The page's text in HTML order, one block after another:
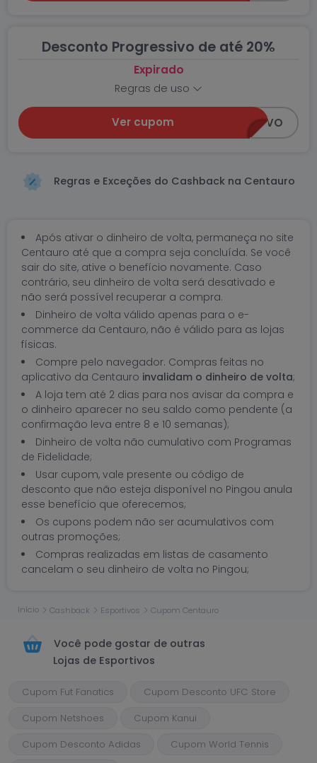
Início Cashback Esportivos Cupom Centauro
Desconto Progressivo de até 20%
Expirado
Regras de uso
Ver cupom PROGRESSIVO
Regras e Exceções do Cashback na Centauro
Após ativar o dinheiro de volta, permaneça no site
Centauro até que a compra seja concluída. Se você
sair do site, ative o benefício novamente. Caso
contrário, seu dinheiro de volta será desativado e
não será possível recuperar a compra.
Dinheiro de volta válido apenas para o e-
commerce da Centauro, não é válido para as lojas
físicas.
Compre pelo navegador. Compras feitas no
aplicativo da Centauro invalidam o dinheiro de volta;
A loja tem até 2 dias para nos avisar da compra e
o dinheiro aparecer no seu saldo como pendente (a
confirmação leva entre 8 e 10 semanas);
Dinheiro de volta não cumulativo com Programas
de Fidelidade;
Usar cupom, vale presente ou código de
desconto que não esteja disponível no Pingou anula
esse benefício que oferecemos;
Os cupons podem não ser acumulativos com
outras promoções;
Compras realizadas em listas de casamento
cancelam o seu dinheiro de volta no Pingou;
Você pode gostar de outras
Lojas de Esportivos
Cupom Fut Fanatics
Cupom Desconto UFC Store
Cupom Netshoes
Cupom Kanui
Cupom Desconto Adidas
Cupom World Tennis